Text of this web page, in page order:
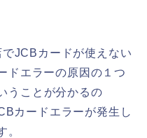
JCBカードが使えない
ドエラーの原因の１つ
うことが分かるの
カードエラーが発生し
。